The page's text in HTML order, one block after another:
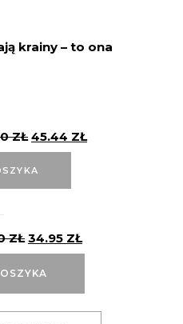
krainy – to ona
ZŁ 45.44 ZŁ
ZŁ 34.95 ZŁ